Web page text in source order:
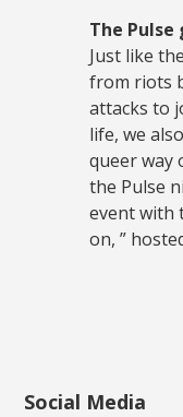
The Pulse
Just like
from riots
attacks to
life, we
queer way
the Pulse
event with
on, ”
Social Media